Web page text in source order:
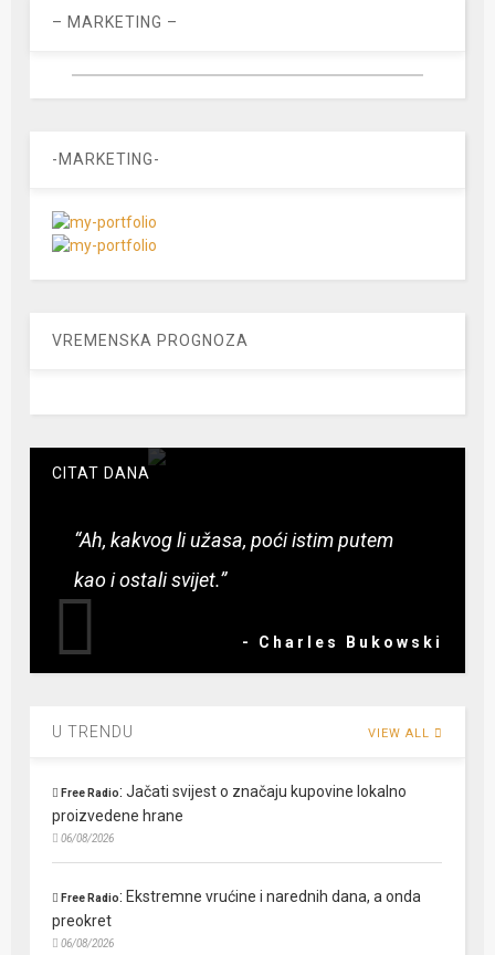
– MARKETING –
-MARKETING-
VREMENSKA PROGNOZA
CITAT DANA
“Ah, kakvog li užasa, poći istim putem
kao i ostali svijet.”
- Charles Bukowski
U TRENDU VIEW ALL
Free Radio:Jačati svijest o značaju kupovine lokalno
proizvedene hrane
06/08/2026
Free Radio: Ekstremne vrućine i narednih dana, a onda
preokret
06/08/2026